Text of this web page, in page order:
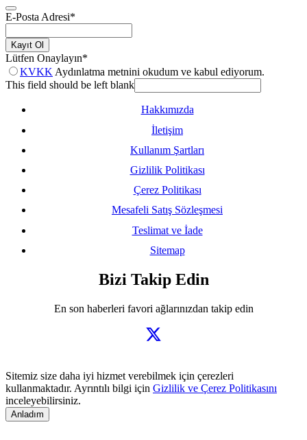
E-Posta Adresi*
Kayıt Ol
Lütfen Onaylayın*
KVKKAydınlatma metnini okudum ve kabul ediyorum.
This field should be left blank
Hakkımızda
İletişim
Kullanım Şartları
Gizlilik Politikası
Çerez Politikası
Mesafeli Satış Sözleşmesi
Teslimat ve İade
Sitemap
Bizi Takip Edin
En son haberleri favori ağlarınızdan takip edin
Sitemiz size daha iyi hizmet verebilmek için çerezleri
kullanmaktadır. Ayrıntılı bilgi için Gizlilik ve Çerez Politikasını
inceleyebilirsiniz.
Anladım